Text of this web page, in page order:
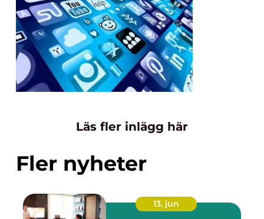
Läs fler inlägg här
Fler nyheter
13. jun